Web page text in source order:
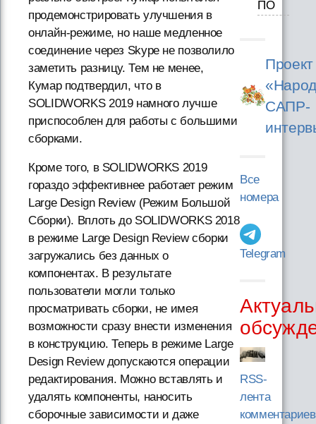
продемонстрировать улучшения в
онлайн-режиме, но наше медленное
соединение через Skype не позволило
заметить разницу. Тем не менее,
Кумар подтвердил, что в
SOLIDWORKS 2019 намного лучше
приспособлен для работы с большими
сборками.
Кроме того, в SOLIDWORKS 2019
гораздо эффективнее работает режим
Large Design Review (Режим Большой
Сборки). Вплоть до SOLIDWORKS 2018
в режиме Large Design Review сборки
загружались без данных о
компонентах. В результате
пользователи могли только
просматривать сборки, не имея
возможности сразу внести изменения
в конструкцию. Теперь в режиме Large
Design Review допускаются операции
редактирования. Можно вставлять и
удалять компоненты, наносить
сборочные зависимости и даже
ПО
Проект
САПР-
Все
номера
Telegram
RSS-
лента
комментариев